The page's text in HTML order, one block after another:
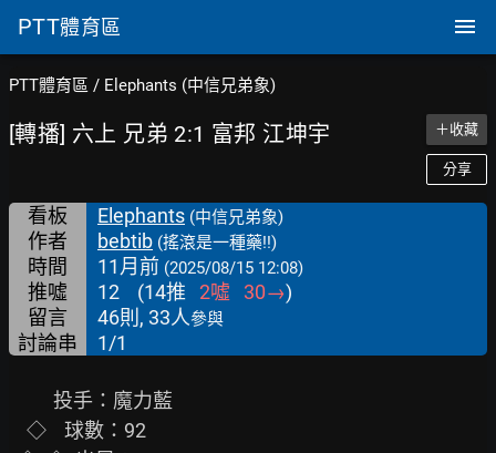
PTT體育區
PTT體育區 / Elephants (中信兄弟象)
[轉播] 六上 兄弟 2:1 富邦 江坤宇 ＋收藏
分享
看板 Elephants (中信兄弟象)
作者 bebtib (搖滾是一種藥!!)
時間 11月前 (2025/08/15 12:08)
推噓 12 (14推 2噓 30→)
留言
46則, 33人參與
討論串 1/1